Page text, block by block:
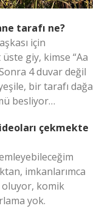
tarafı ne?
için
giy, kimse “Aa
4 duvar değil
bir tarafı dağa
besliyor…
çekmekte
imkanlarımca
oluyor, komik
yok.